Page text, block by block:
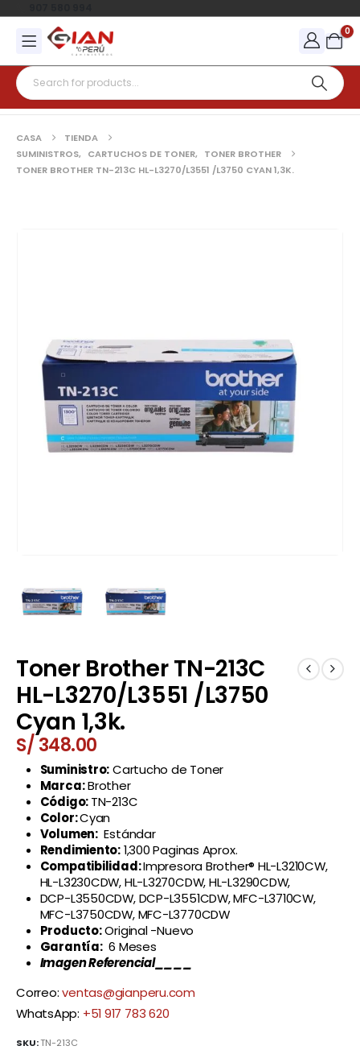
0
CASA
TIENDA
SUMINISTROS, CARTUCHOS DE TONER, TONER BROTHER
TONER BROTHER TN-213C HL-L3270/L3551 /L3750 CYAN 1,3K.
Toner Brother TN-213C
HL-L3270/L3551 /L3750
Cyan 1,3k.
S/ 348.00
Suministro:Cartucho de Toner
Marca:Brother
Código:TN-213C
Color:Cyan
Volumen:Estándar
Rendimiento:1,300 Paginas Aprox.
Compatibilidad:Impresora Brother® HL-L3210CW,
HL-L3230CDW, HL-L3270CDW, HL-L3290CDW,
DCP-L3550CDW, DCP-L3551CDW, MFC-L3710CW,
MFC-L3750CDW, MFC-L3770CDW
Producto:Original -Nuevo
Garantía:6 Meses
Imagen Referencial____
Correo:ventas@gianperu.com
WhatsApp: +51 917 783 620
SKU:TN-213C